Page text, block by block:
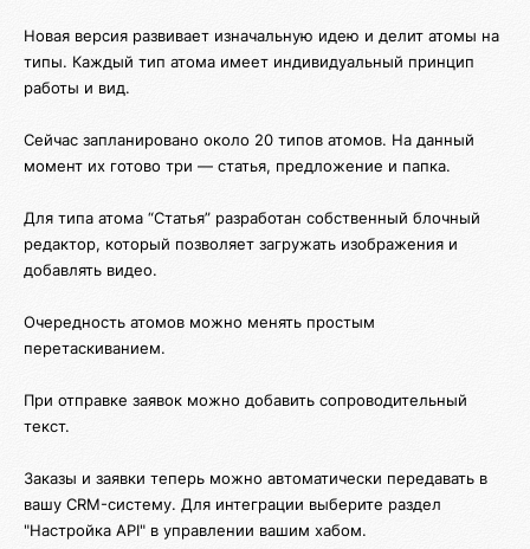
Новая версия развивает изначальную идею и делит атомы на
типы. Каждый тип атома имеет индивидуальный принцип
работы и вид.
Сейчас запланировано около 20 типов атомов. На данный
момент их готово три — статья, предложение и папка.
Для типа атома “Статья” разработан собственный блочный
редактор, который позволяет загружать изображения и
добавлять видео.
Очередность атомов можно менять простым
перетаскиванием.
При отправке заявок можно добавить сопроводительный
текст.
Заказы и заявки теперь можно автоматически передавать в
вашу CRM-систему. Для интеграции выберите раздел
"Настройка API" в управлении вашим хабом.